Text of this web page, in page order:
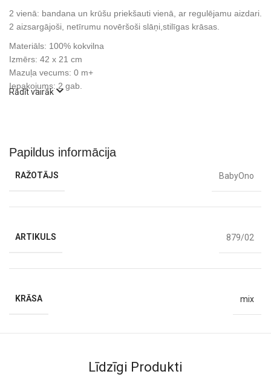
2 vienā: bandana un krūšu priekšauti vienā, ar regulējamu aizdari.
2 aizsargājoši, netīrumu novēršoši slāņi,stilīgas krāsas.
Materiāls: 100% kokvilna
Izmērs: 42 x 21 cm
Mazuļa vecums: 0 m+
Iepakojums: 2 gab.
Rādīt vairāk
Papildus informācija
RAŽOTĀJS BabyOno
ARTIKULS 879/02
KRĀSA mix
Līdzīgi Produkti